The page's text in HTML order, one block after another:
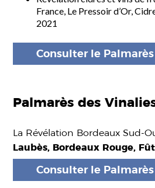
France, Le Pressoir d’Or,
2021
Consulter le
Palmarès des
La Révélation Bordeaux Sud-
Laubès, Bordeaux Rouge,
Consulter le